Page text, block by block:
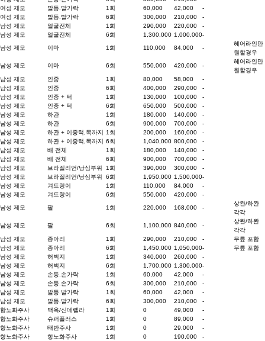
여성 제모
발등.발가락 1회 60,000 42,000
-
여성 제모
발등.발가락 6회 300,000 210,000
-
남성 제모
얼굴전체 1회 290,000 220,000
-
남성 제모
얼굴전체 6회 1,300,000 1,000,000-
남성 제모
이마 1회 110,000 84,000 -
헤어라인만
원할경우
남성 제모
이마 6회 550,000 420,000 -
헤어라인만
원할경우
남성 제모
인중 1회 80,000 58,000
-
남성 제모
인중 6회 400,000 290,000
-
남성 제모
인중 + 턱 1회 130,000 100,000
-
남성 제모
인중 + 턱 6회 650,000 500,000
-
남성 제모
하관 1회 180,000 140,000
-
남성 제모
하관 6회 900,000 700,000
-
남성 제모
하관 + 이중턱,목까지 1회 200,000 160,000
-
남성 제모
하관 + 이중턱,목까지 6회 1,040,000 800,000
-
남성 제모
배 전체 1회 180,000 140,000
-
남성 제모
배 전체 6회 900,000 700,000
-
남성 제모
브라질리언/낭심부위 1회 390,000 300,000
-
남성 제모
브라질리언/낭심부위 6회 1,950,000 1,500,000-
남성 제모
겨드랑이 1회 110,000 84,000
-
남성 제모
겨드랑이 6회 550,000 420,000
-
남성 제모
팔 1회 220,000 168,000 -
상완/하완
각각
남성 제모
팔 6회 1,100,000 840,000 -
상완/하완
각각
남성 제모
종아리 1회 290,000 210,000 -
무릎 포함
남성 제모
종아리 6회 1,450,000 1,050,000-
무릎 포함
남성 제모
허벅지 1회 340,000 260,000
-
남성 제모
허벅지 6회 1,700,000 1,300,000-
남성 제모
손등.손가락 1회 60,000 42,000
-
남성 제모
손등.손가락 6회 300,000 210,000
-
남성 제모
발등.발가락 1회 60,000 42,000
-
남성 제모
발등.발가락 6회 300,000 210,000
-
항노화주사
백옥/신데렐라 1회 0 49,000
-
항노화주사
슈퍼플러스 1회 0 89,000
-
항노화주사
태반주사 1회 0 29,000
-
항노화주사
항노화주사 1회 0 190,000
-